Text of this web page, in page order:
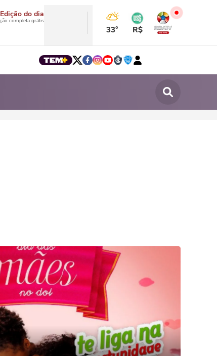
Edição do dia
completa grátis
33° R$